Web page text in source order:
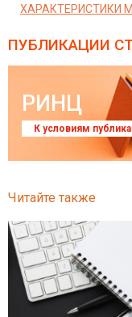
ХАРАКТЕРИСТИКИ
ПУБЛИКАЦИИ
РИНЦ
К условиям
Читайте также